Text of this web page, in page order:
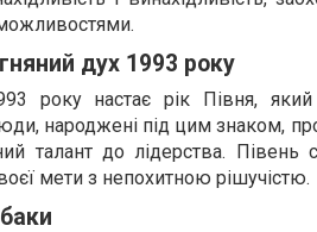
дух 1993 року
року настає рік Півня, який
народжені під цим знаком,
талант до лідерства. Півень
мети з непохитною рішучістю.